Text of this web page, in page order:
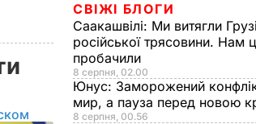
СВІЖІ БЛОГИ
Саакашвілі: Ми витягли
російської трясовини. Нам
пробачили
8 серпня, 02.00
Юнус: Заморожений
мир, а пауза перед новою
8 серпня, 00.56